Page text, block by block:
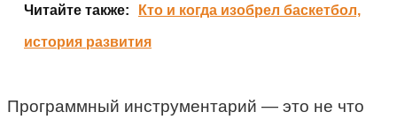
Читайте также: Кто и когда изобрел баскетбол,
история развития
Программный инструментарий — это не что